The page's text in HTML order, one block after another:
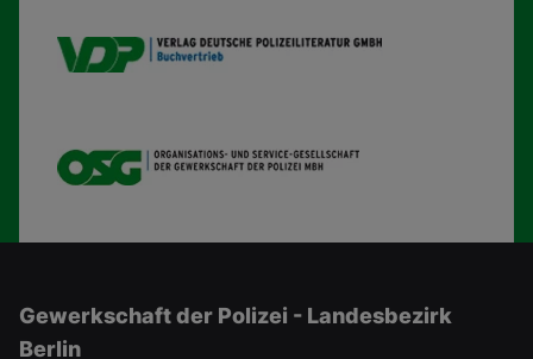
VDP B
OSG
Gewerkschaft der Polizei - Landesbezirk
Berlin